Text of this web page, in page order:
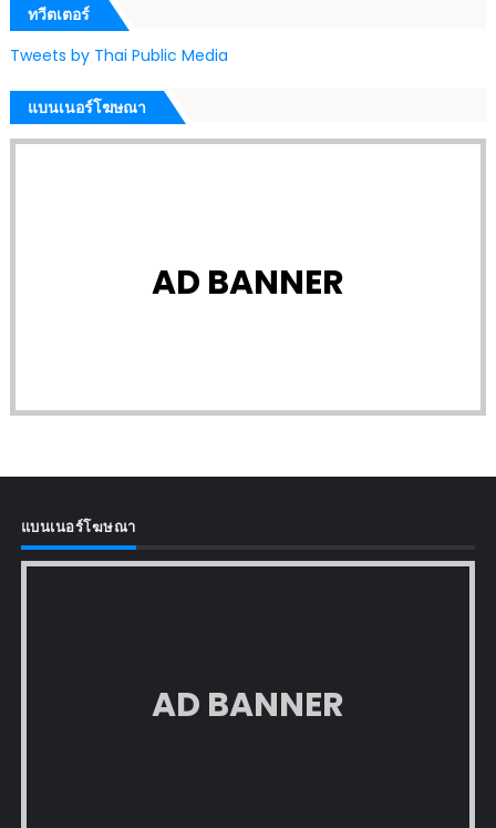
ทวีตเตอร์
Tweets by Thai Public Media
แบนเนอร์โฆษณา
AD BANNER
แบนเนอร์โฆษณา
AD BANNER